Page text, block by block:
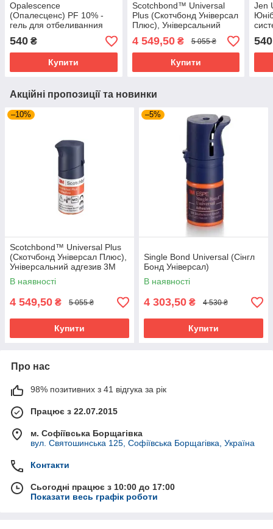
Opalescence
(Опалесценс) PF 10% -
гель для отбеливанния
шпр.1.2 мл. (Ultradent
Products Inc./Ультрадент)
540 ₴
Купити
Scotchbond™ Universal
Plus (Скотчбонд Універсал
Плюс), Універсальний
адгезив 3M ESPE, 5мл
4 549,50₴ 5 055 ₴
Купити
Jen
540
Акційні пропозиції та новинки
–10%
Scotchbond™ Universal Plus
(Скотчбонд Універсал Плюс),
Універсальний адгезив 3M
ESPE, 5мл
В наявності
4 549,50 ₴ 5 055 ₴
Купити
–5%
Single Bond Universal (Сінгл
Бонд Універсал)
В наявності
4 303,50 ₴ 4 530 ₴
Купити
Про нас
98% позитивних з 41 відгука за рік
Працює з 22.07.2015
м. Софіївська Борщагівка
вул. Святошинська 125, Софіївська Борщагівка, Україна
Контакти
Сьогодні працює з 10:00 до 17:00
Показати весь графік роботи